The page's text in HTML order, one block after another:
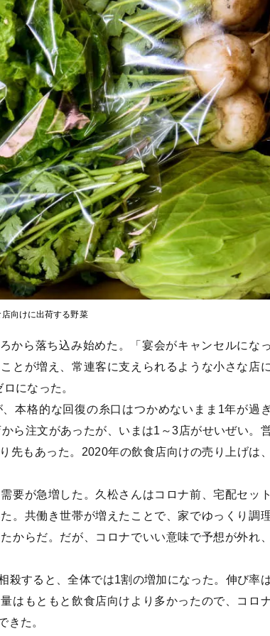
店向けに出荷する野菜
から落ち込み始めた。「宴会がキャンセルになっ
とが増え、常連客に支えられるような小さな店
になった。
本格的な回復の糸口はつかめないまま1年が過
ら注文があったが、いまは1～3店がせいぜい。
先もあった。2020年の飲食店向けの売り上げは、
要が急増した。久松さんはコロナ前、宅配セット
。共働き世帯が増えたことで、家でゆっくり調
からだ。だが、コロナでいい意味で予想が外れ、
殺すると、全体では1割の増加になった。伸び率
はもともと飲食店向けより多かったので、コロ
きた。